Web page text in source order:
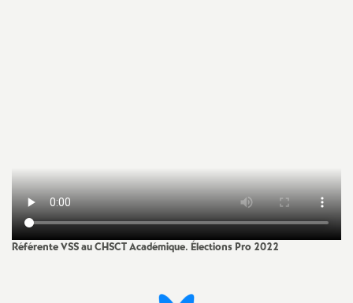
a
l
Référente VSS au CHSCT Académique. Élections Pro 2022